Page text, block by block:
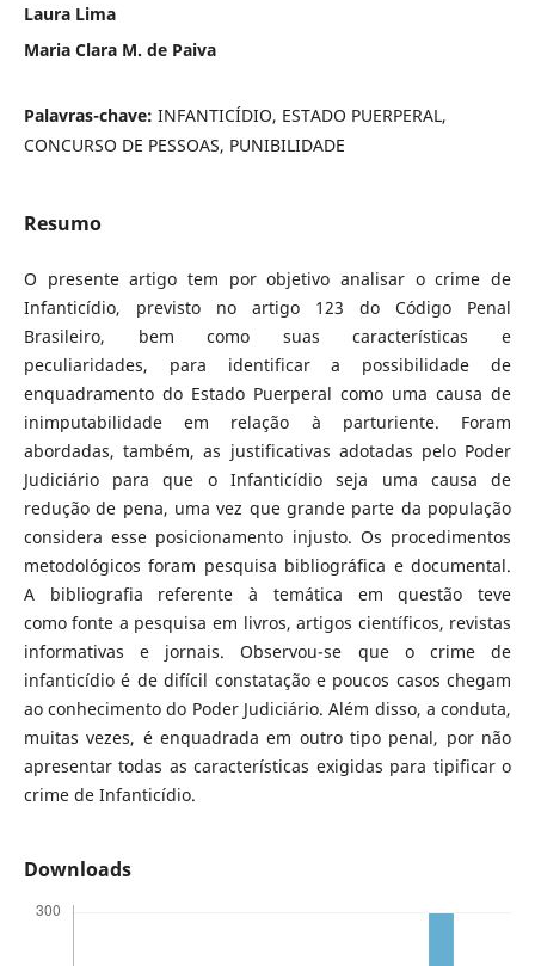
Laura Lima
Maria Clara M. de Paiva
Palavras-chave: INFANTICÍDIO, ESTADO PUERPERAL,
CONCURSO DE PESSOAS, PUNIBILIDADE
Resumo
O presente artigo tem por objetivo analisar o crime de
Infanticídio, previsto no artigo 123 do Código Penal
Brasileiro, bem como suas características e
peculiaridades, para identificar a possibilidade de
enquadramento do Estado Puerperal como uma causa de
inimputabilidade em relação à parturiente. Foram
abordadas, também, as justificativas adotadas pelo Poder
Judiciário para que o Infanticídio seja uma causa de
redução de pena, uma vez que grande parte da população
considera esse posicionamento injusto. Os procedimentos
metodológicos foram pesquisa bibliográfica e documental.
A bibliografia referente à temática em questão teve
como fonte a pesquisa em livros, artigos científicos, revistas
informativas e jornais. Observou-se que o crime de
infanticídio é de difícil constatação e poucos casos chegam
ao conhecimento do Poder Judiciário. Além disso, a conduta,
muitas vezes, é enquadrada em outro tipo penal, por não
apresentar todas as características exigidas para tipificar o
crime de Infanticídio.
Downloads